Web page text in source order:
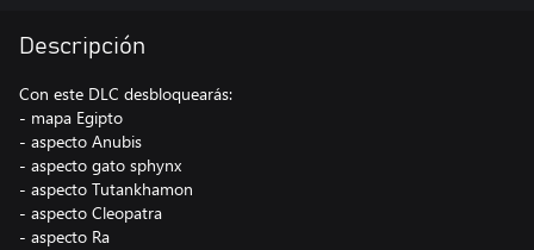
Descripción
Con este DLC desbloquearás:
- mapa Egipto
- aspecto Anubis
- aspecto gato sphynx
- aspecto Tutankhamon
- aspecto Cleopatra
- aspecto Ra